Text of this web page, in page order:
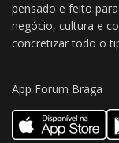
pensado e feito
negócio, cultura e
concretizar todo o
App Forum Braga